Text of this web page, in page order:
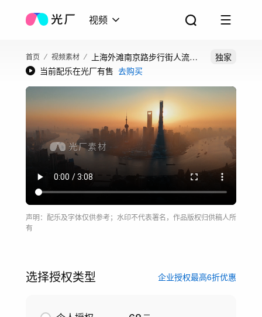
视频
首页 视频素材
上海外滩南京路步行街人流合
集
独家
当前配乐在光厂有售 去购买
声明：配乐及字体仅供参考；水印不代表署名，作品版权归供稿人所
有
选择授权类型 企业授权最高6折优惠